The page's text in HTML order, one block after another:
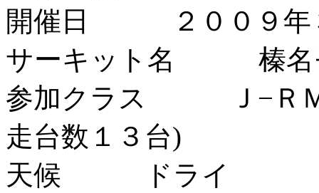
開催日 ２００９年
サーキット名 榛名モ
参加クラス Ｊ−ＲＭ
走台数１３台)
天候 ドライ